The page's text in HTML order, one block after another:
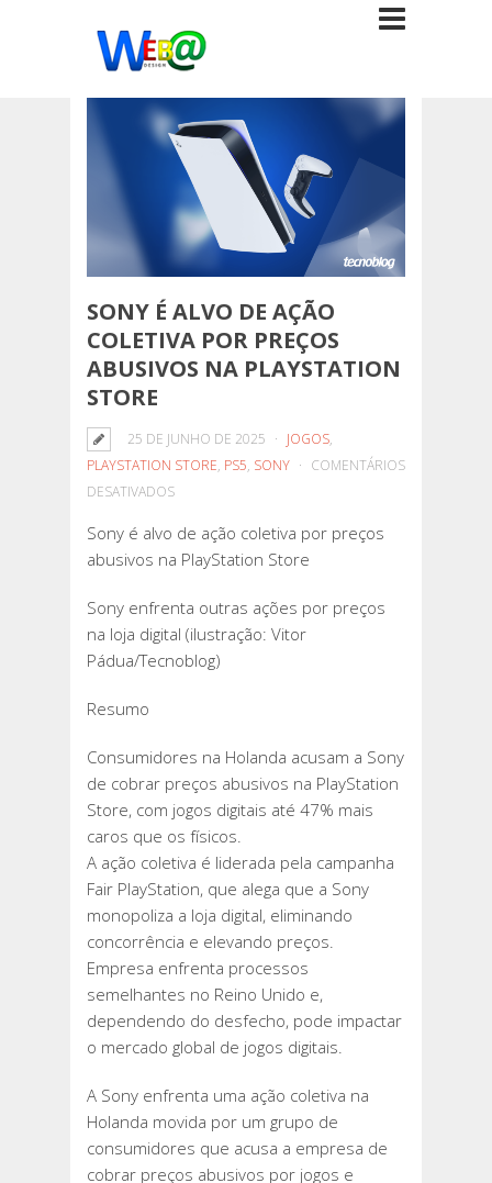
SONY É ALVO DE AÇÃO
COLETIVA POR PREÇOS
ABUSIVOS NA PLAYSTATION
STORE
25 DE JUNHO DE 2025 JOGOS,
PLAYSTATION STORE, PS5, SONY
COMENTÁRIOS
DESATIVADOSEM
É
ALVO
COLETIVA
NA
PLAYSTATION
STORE
Sony é alvo de ação coletiva por preços
abusivos na PlayStation Store
Sony enfrenta outras ações por preços
na loja digital (ilustração: Vitor
Pádua/Tecnoblog)
Resumo
Consumidores na Holanda acusam a Sony
de cobrar preços abusivos na PlayStation
Store, com jogos digitais até 47% mais
caros que os físicos.
A ação coletiva é liderada pela campanha
Fair PlayStation, que alega que a Sony
monopoliza a loja digital, eliminando
concorrência e elevando preços.
Empresa enfrenta processos
semelhantes no Reino Unido e,
dependendo do desfecho, pode impactar
o mercado global de jogos digitais.
A Sony enfrenta uma ação coletiva na
Holanda movida por um grupo de
consumidores que acusa a empresa de
cobrar preços abusivos por jogos e